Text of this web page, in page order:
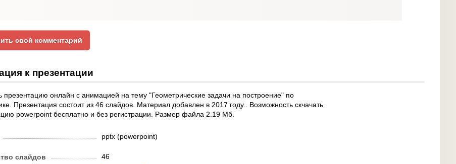
свой комментарий
к презентации
презентацию онлайн с анимацией на тему "Геометрические задачи на построение" по
Презентация состоит из 46 слайдов. Материал добавлен в 2017 году.. Возможность скчачать
powerpoint бесплатно и без регистрации. Размер файла 2.19 Мб.
pptx (powerpoint)
слайдов 46